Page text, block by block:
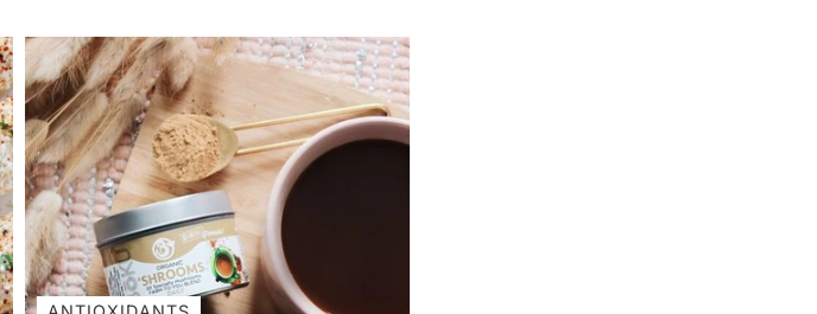
上油或黄油。 打入鸡蛋，加入奶油、
Boku Super Shrooms、切达干酪，搅拌
均匀。 鸡蛋几乎完全煮熟后，加入橄榄和
葱。留出一把大葱备用。如果需要的话，
可以撒上盐和胡椒粉调味。 烤面包并涂上
黄油您最喜欢的面包（如果您吃酮，则不
加面包或搭配低碳水化合物替代品）。在
每个盘子里添加两片。将鸡蛋堆在吐司
上，撒上羊奶酪和其余的葱。立即上桌并
享用！